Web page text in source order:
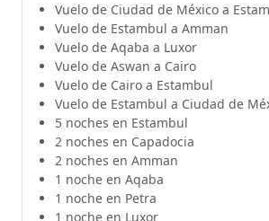
Vuelo de Ciudad de México a
Vuelo de Estambul a Amman
Vuelo de Aqaba a Luxor
Vuelo de Aswan a Cairo
Vuelo de Cairo a Estambul
Vuelo de Estambul a Ciudad de
5 noches en Estambul
2 noches en Capadocia
2 noches en Amman
1 noche en Aqaba
1 noche en Petra
1 noche en Luxor